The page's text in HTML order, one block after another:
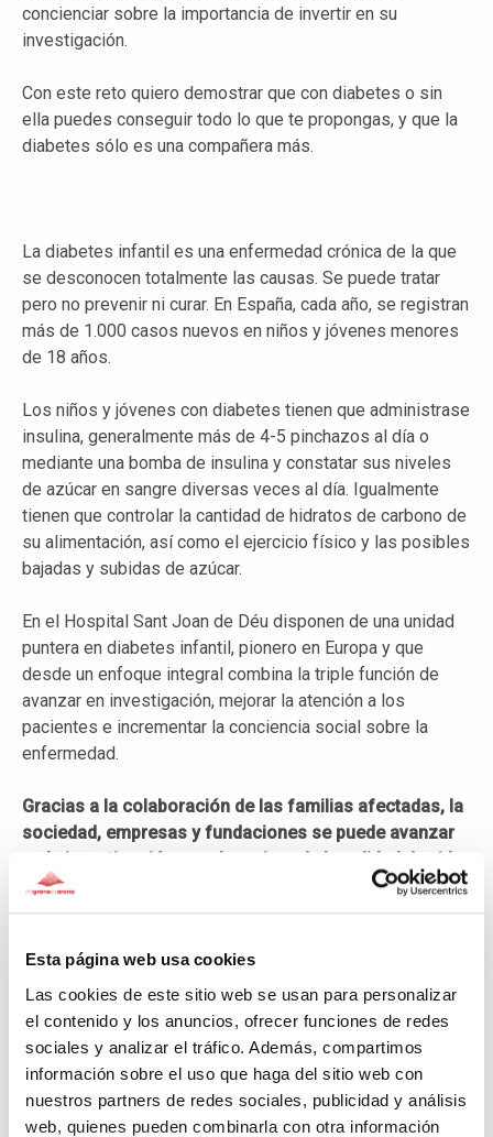
Esta página web usa cookies
Las cookies de este sitio web se usan para personalizar
el contenido y los anuncios, ofrecer funciones de redes
sociales y analizar el tráfico. Además, compartimos
información sobre el uso que haga del sitio web con
nuestros partners de redes sociales, publicidad y análisis
web, quienes pueden combinarla con otra información
concienciar sobre la importancia de invertir en su
investigación.
Con este reto quiero demostrar que con diabetes o sin
ella puedes conseguir todo lo que te propongas, y que la
diabetes sólo es una compañera más.
La diabetes infantil es una enfermedad crónica de la que
se desconocen totalmente las causas. Se puede tratar
pero no prevenir ni curar. En España, cada año, se registran
más de 1.000 casos nuevos en niños y jóvenes menores
de 18 años.
Los niños y jóvenes con diabetes tienen que administrase
insulina, generalmente más de 4-5 pinchazos al día o
mediante una bomba de insulina y constatar sus niveles
de azúcar en sangre diversas veces al día. Igualmente
tienen que controlar la cantidad de hidratos de carbono de
su alimentación, así como el ejercicio físico y las posibles
bajadas y subidas de azúcar.
En el Hospital Sant Joan de Déu disponen de una unidad
puntera en diabetes infantil, pionero en Europa y que
desde un enfoque integral combina la triple función de
avanzar en investigación, mejorar la atención a los
pacientes e incrementar la conciencia social sobre la
enfermedad.
Gracias a la colaboración de las familias afectadas, la
sociedad, empresas y fundaciones se puede avanzar
en la investigación para la mejora de la calidad de vida
de la infancia con diabetes.
DONANTE.
Donators (1)
Anonymous